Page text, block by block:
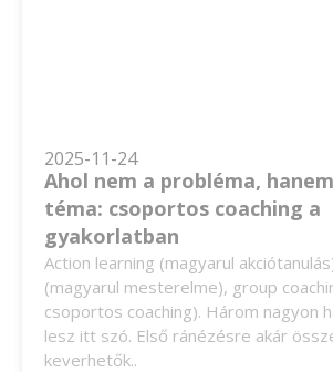
2025-11-24
Ahol nem a probléma,
téma: csoportos coaching a
gyakorlatban
Action learning (magyarul
(magyarul mesterelme), group
csoportos coaching). Három nagyon
lesz itt szó. Első ránézésre akár
keverhetők..